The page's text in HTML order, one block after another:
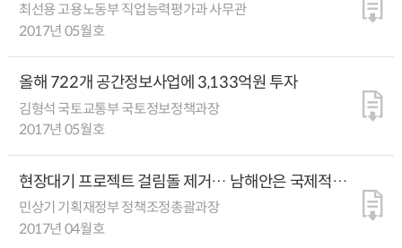
최선용 고용노동부 직업능력평가과 사무관
2017년 05월호
올해 722개 공간정보사업에 3,133억원 투자
김형석 국토교통부 국토정보정책과장
2017년 05월호
현장대기 프로젝트 걸림돌 제거… 남해안은 국제적
관광거점으로 육성
민상기 기획재정부 정책조정총괄과장
2017년 04월호